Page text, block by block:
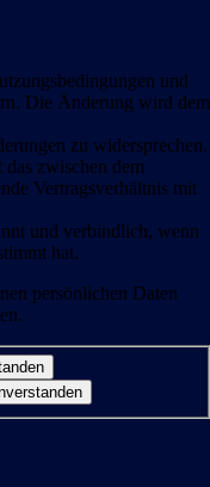
und
Die Änderung wird dem
zu widersprechen.
das zwischen dem
Vertragsverhältnis mit
und verbindlich, wenn
hat.
persönlichen Daten